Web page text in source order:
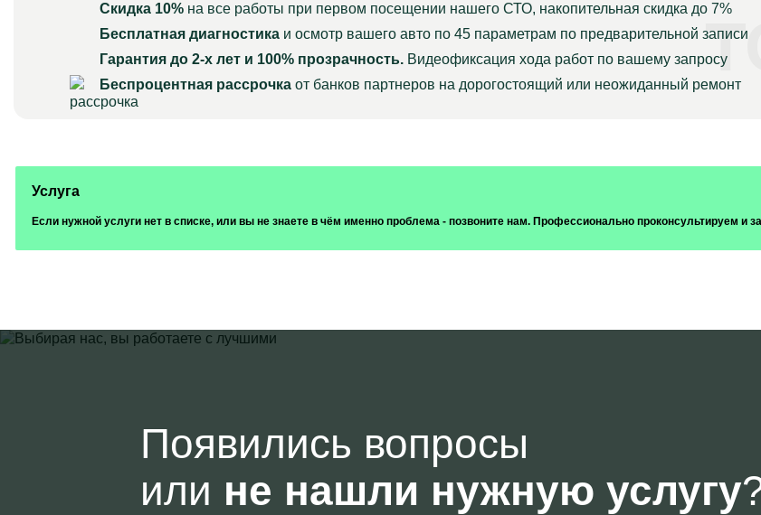
Скидка 10% на все работы при первом посещении нашего СТО, накопительная скидка до 7%
Бесплатная диагностика и осмотр вашего авто по 45 параметрам по предварительной записи
Гарантия до 2-х лет и 100% прозрачность. Видеофиксация хода работ по вашему запросу
Беспроцентная рассрочка от банков партнеров на дорогостоящий или неожиданный ремонт
Услуга
Если нужной услуги нет в списке, или вы не знаете в чём именно проблема - позвоните нам. Профессионально проконсультируем и
Появились вопросы
или не нашли нужную услугу